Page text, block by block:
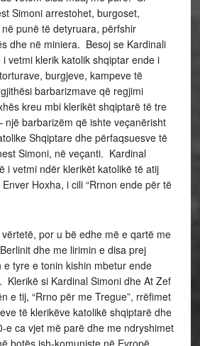
Simoni arrestohet, burgoset,
punë të detyruara, përfshir
dhe në miniera. Besoj se Kardinali
vetmi klerik katolik shqiptar ende i
burgjeve, kampeve të
barbarizmave që regjimi
kreu mbi klerikët shqiptarë të tre
barbarizëm që ishte veçanërisht
Shqiptare dhe përfaqsuesve të
Simoni, në veçanti. Kardinal
i vetmi ndër klerikët katolikë të atij
Hoxha, i cili “Rrnon ende për të
por u bë edhe më e qartë me
dhe me lirimin e disa prej
tyre e tonin kishin mbetur ende
Klerikë si Kardinal Simoni dhe At Zef
e tij, “Rrno për me Tregue”, rrëfimet
të klerikëve katolikë shqiptarë dhe
ca vjet më parë dhe me ndryshimet